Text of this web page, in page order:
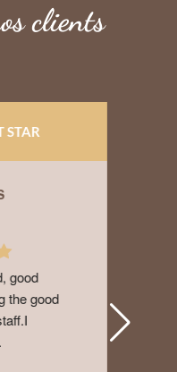
clients
PLAZA
minute
on me.
place
5 euros a